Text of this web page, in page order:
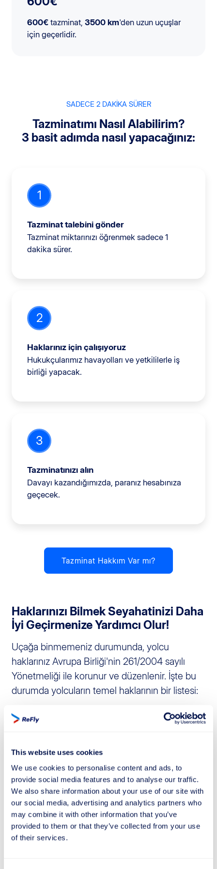
This website uses cookies
We use cookies to personalise content and ads, to
provide social media features and to analyse our traffic.
We also share information about your use of our site with
our social media, advertising and analytics partners who
may combine it with other information that you’ve
provided to them or that they’ve collected from your use
of their services.
600€ tazminat, 3500 km'den uzun uçuşlar
için geçerlidir.
SADECE 2 DAKİKA SÜRER
Tazminatımı Nasıl Alabilirim?
3 basit adımda nasıl yapacağınız:
1
Tazminat talebini gönder
Tazminat miktarınızı öğrenmek sadece 1
dakika sürer.
2
Haklarınız için çalışıyoruz
Hukukçularımız havayolları ve yetkililerle iş
birliği yapacak.
3
Tazminatınızı alın
Davayı kazandığımızda, paranız hesabınıza
geçecek.
Tazminat Hakkım Var mı?
Haklarınızı Bilmek Seyahatinizi Daha
İyi Geçirmenize Yardımcı Olur!
Uçağa binmemeniz durumunda, yolcu
haklarınız Avrupa Birliği'nin 261/2004 sayılı
Yönetmeliği ile korunur ve düzenlenir. İşte bu
durumda yolcuların temel haklarının bir listesi:
Bilgilendirme Hakkı
Yardım Hakkı
Bekleme süresine orantılı yiyecek ve içecek
sağlanması.
İki telefon görüşmesi, faks mesajı veya e-posta
gönderimi.
Konaklama ve havaalanı ile konaklama yeri